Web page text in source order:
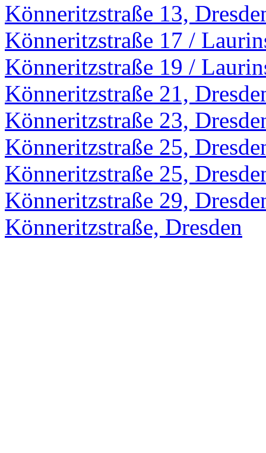
Könneritzstraße 13,
Könneritzstraße 17 /
Könneritzstraße 19 /
Könneritzstraße 21,
Könneritzstraße 23,
Könneritzstraße 25,
Könneritzstraße 25,
Könneritzstraße 29,
Könneritzstraße, Dresden